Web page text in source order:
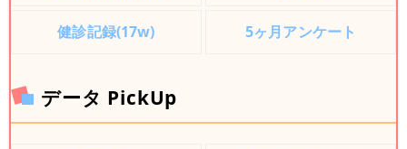
健診記録(17w) 5ヶ月アンケート
データ PickUp